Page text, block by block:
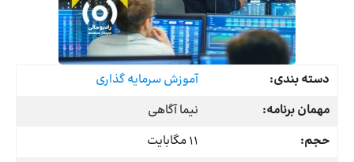
دسته بندی:
آموزش سرمایه گذاری
مهمان برنامه:
نیما آگاهی
حجم:
11 مگابایت